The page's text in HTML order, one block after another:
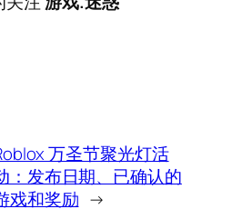
万圣节聚光灯活
：发布日期、已确认的
戏和奖励 →